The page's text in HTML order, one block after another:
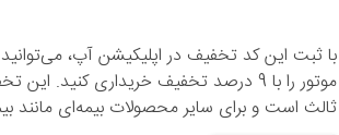
با ثبت این کد تخفیف در اپلیکیشن آپ،
موتور را با 9 درصد تخفیف خریداری
ثالث است و برای سایر محصولات بیمه‌ای مانند